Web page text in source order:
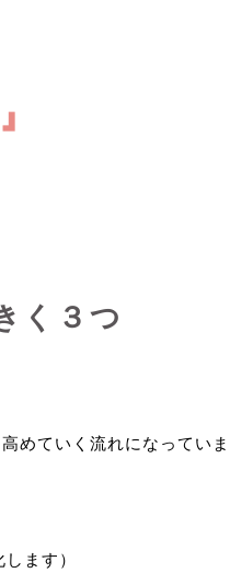
く３つ
めていく流れになっていま
ます）